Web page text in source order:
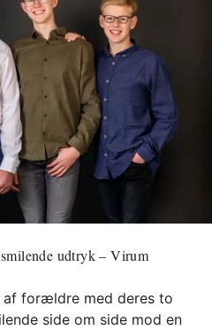
udtryk – Virum
forældre med deres to
side om side mod en